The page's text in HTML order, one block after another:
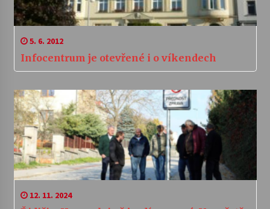
5. 6. 2012
Infocentrum je otevřené i o víkendech
12. 11. 2024